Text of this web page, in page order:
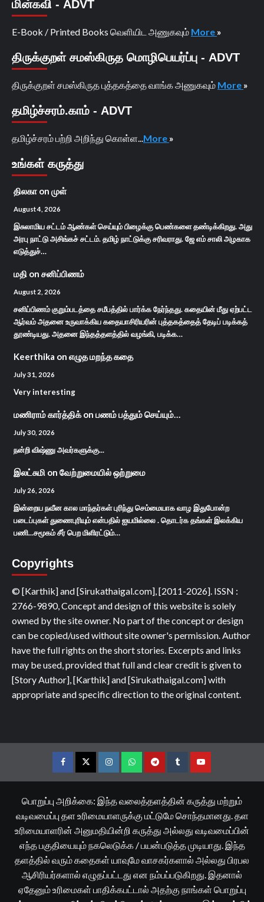
மின்கவி - ADVT
E-Book / Printed Books வெளியிட அணுகவும் More »
திருக்குறள் சமஸ்கிருத மொழிபெயர்ப்பு - ADVT
திருக்குறள் சமஸ்கிருத புத்தகத்தை வாங்க அணுகவும் More »
தமிழ்ச்சரம்.காம் - ADVT
தமிழ்ச்சரம் பற்றி அறிந்து கொள்ள... More »
உங்கள் கருத்து
திலகா on முள்
August 4, 2026
இசுலாமிய சட்டம் ஆண்கள் செய்யும் பிழைக்கு பெண்களை தண்டிக்கிறது. அது
அரபு நாட்டு அசிங்கச் சட்டம். தமிழ் நாட்டுக்கு சரிவராது. ஜே எம் சாலி அழகாக
எடுத்துச்…
மதி on சனிப்பிணம்
August 2, 2026
சனிப்பிணம் குறும்படத்தை சமீபத்தில் பார்க்க நேர்ந்தது. கதையின் மீது ஏற்பட்ட
ஆர்வம் அதனை உருவாக்கிய கதையாசிரியரின் புத்தகத்தைத் தேடிப் படிக்கத்
தூண்டியது. அதனை இந்தத்தளத்தில் வழங்கி, படிக்க…
Keerthika on எழுத மறந்த கதை
July 31, 2026
Very interesting
மணிராம் கார்த்திக்on பணம் பத்தும் செய்யும்…
July 30, 2026
நன்றி விஷ்ணு அவர்களுக்கு...
இலட்சுமி on வேற்றுமையில் ஒற்றுமை
July 26, 2026
இன்றைய நவீன கால மாந்தர்கள் புரிந்து செம்மையாக வாழ இதுபோன்ற
படைப்புகள் துணைபுரியும் என்பதில் ஐயமில்லை . தொடர்க தங்கள் இலக்கிய
பணி...சமூகம் சீர் பெற மிளிரட்டும்…
Copyrights
© [Karthik] and [Sirukathaigal.com], [2011-2026]. ISSN :
2766-9890, Concept and design of this website is solely
owned by the site owner. No part of the concept or design
can be copied/used without site owner's permission. Author
have the full rights on the short stories. Excerpts and links
may be used, provided that full and clear credit is given to
[Story Author], [Karthik] and [Sirukathaigal.com] with
appropriate and specific direction to the original content.
FacebookTwitterInstagramWhatsappTelegramTumblrYouTube
பொறுப்பு அறிக்கை: இந்த வலைத்தளத்தின் கருத்து மற்றும்
வடிவமைப்பு தள உரிமையாளருக்கு மட்டுமே சொந்தமானது. தள
உரிமையாளரின் அனுமதியின்றி கருத்து அல்லது வடிவமைப்பின்
எந்த பகுதியையும் நகலெடுக்க / பயன்படுத்த முடியாது. இந்த
தளத்தில் வரும் கதைகள் யாவுமே வாசகர்களால் அல்லது பிரபல
ஆசிரியர்களால் எழுதப்பட்டது என நம்பப்படுகிறது. இதனால்
ஏதேனும் உரிமைகள் பாதிக்கபட்டால் அதற்கு நாங்கள் பொறுப்பு